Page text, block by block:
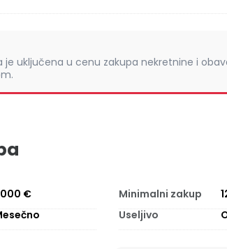
je uključena u cenu zakupa nekretnine i
€ Minimalni zakup
Useljivo